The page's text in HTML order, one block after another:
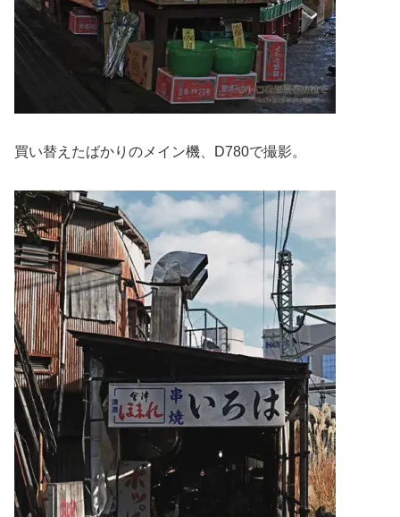
買い替えたばかりのメイン機、D780で撮影。